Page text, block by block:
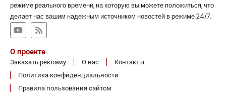
режиме реального времени, на которую вы можете положиться, что
делает нас вашим надежным источником новостей в режиме 24/7.
О проекте
Заказать рекламу О нас
Контакты
Политика конфиденциальности
Правила пользования сайтом